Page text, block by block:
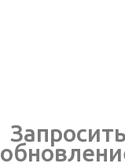
Запросить